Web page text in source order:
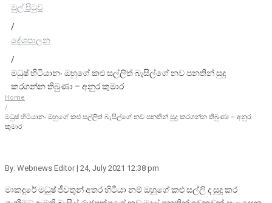
මුල් පිටුව
/
දේශපාලන
/
මධුෂ් හිටියානං ඔහුගේ කළු සල්ලිත් බැසිල්ගේ නව පනතින් සුදු
කරගන්න තිබුණා – අනුර කුමාර
Home
/
මධුෂ් හිටියානං ඔහුගේ කළු සල්ලිත් බැසිල්ගේ නව පනතින් සුදු කරගන්න තිබුණා – අනුර
කුමාර
By: Webnews Editor | 24, July 2021 12:38 pm
මාකඳුරේ මධුෂ් ජීවතුන් අතර හිටියා නම් ඔහුගේ කළු සල්ලි ද සුදු කර